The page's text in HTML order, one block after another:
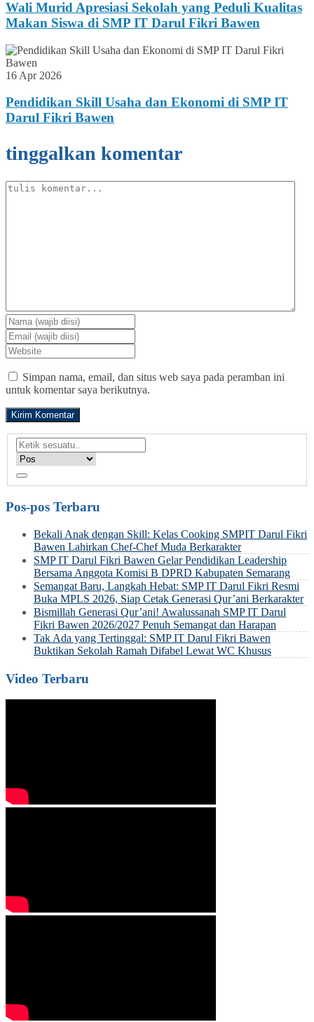
Wali Murid Apresiasi Sekolah yang Peduli Kualitas
Makan Siswa di SMP IT Darul Fikri Bawen
16 Apr 2026
Pendidikan Skill Usaha dan Ekonomi di SMP IT
Darul Fikri Bawen
tinggalkan komentar
Simpan nama, email, dan situs web saya pada peramban ini
untuk komentar saya berikutnya.
Pos-pos Terbaru
Bekali Anak dengan Skill: Kelas Cooking SMPIT Darul Fikri
Bawen Lahirkan Chef-Chef Muda Berkarakter
SMP IT Darul Fikri Bawen Gelar Pendidikan Leadership
Bersama Anggota Komisi B DPRD Kabupaten Semarang
Semangat Baru, Langkah Hebat: SMP IT Darul Fikri Resmi
Buka MPLS 2026, Siap Cetak Generasi Qur’ani Berkarakter
Bismillah Generasi Qur’ani! Awalussanah SMP IT Darul
Fikri Bawen 2026/2027 Penuh Semangat dan Harapan
Tak Ada yang Tertinggal: SMP IT Darul Fikri Bawen
Buktikan Sekolah Ramah Difabel Lewat WC Khusus
Video Terbaru